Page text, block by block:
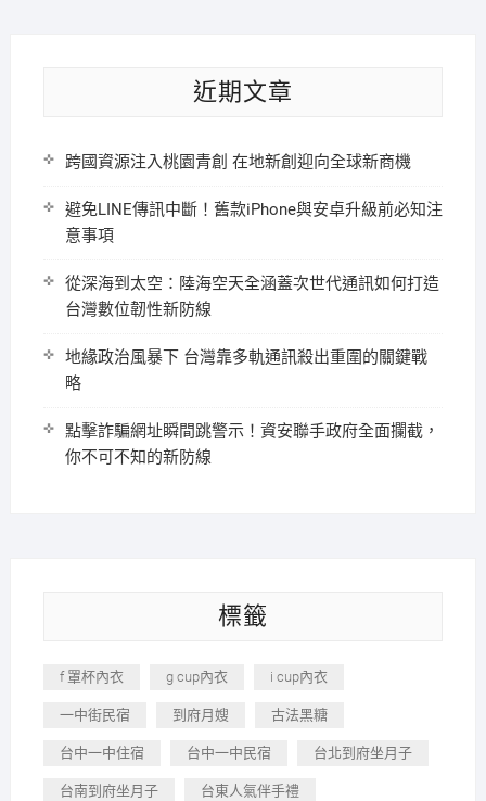
近期文章
跨國資源注入桃園青創 在地新創迎向全球新商機
避免LINE傳訊中斷！舊款iPhone與安卓升級前必知注
意事項
從深海到太空：陸海空天全涵蓋次世代通訊如何打造
台灣數位韌性新防線
地緣政治風暴下 台灣靠多軌通訊殺出重圍的關鍵戰
略
點擊詐騙網址瞬間跳警示！資安聯手政府全面攔截，
你不可不知的新防線
標籤
f 罩杯內衣 g cup內衣 i cup內衣
一中街民宿 到府月嫂 古法黑糖
台中一中住宿 台中一中民宿 台北到府坐月子
台南到府坐月子 台東人氣伴手禮